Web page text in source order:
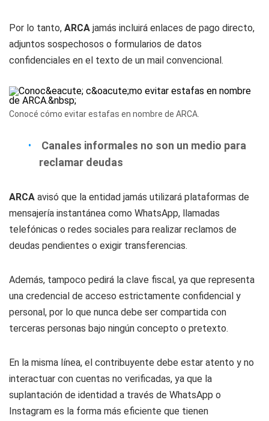
Por lo tanto, ARCA jamás incluirá enlaces de pago directo,
adjuntos sospechosos o formularios de datos
confidenciales en el texto de un mail convencional.
Conocé cómo evitar estafas en nombre de ARCA.
Canales informales no son un medio para
reclamar deudas
ARCA avisó que la entidad jamás utilizará plataformas de
mensajería instantánea como WhatsApp, llamadas
telefónicas o redes sociales para realizar reclamos de
deudas pendientes o exigir transferencias.
Además, tampoco pedirá la clave fiscal, ya que representa
una credencial de acceso estrictamente confidencial y
personal, por lo que nunca debe ser compartida con
terceras personas bajo ningún concepto o pretexto.
En la misma línea, el contribuyente debe estar atento y no
interactuar con cuentas no verificadas, ya que la
suplantación de identidad a través de WhatsApp o
Instagram es la forma más eficiente que tienen